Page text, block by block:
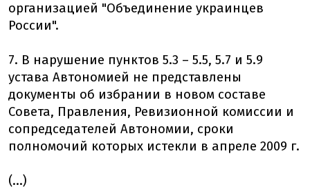
организацией "Объединение украинцев
России".
7. В нарушение пунктов 5.3 – 5.5, 5.7 и 5.9
устава Автономией не представлены
документы об избрании в новом составе
Совета, Правления, Ревизионной комиссии и
сопредседателей Автономии, сроки
полномочий которых истекли в апреле 2009 г.
(...)